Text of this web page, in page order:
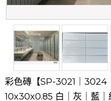
彩色磚【SP-3021｜3024
10x30x0.85 白｜灰｜藍